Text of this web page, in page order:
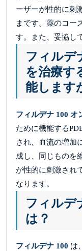
ーザーが性的に刺
まです。薬のコー
す。また、妥協し
フィルデ
を治療す
能します
フィルデナ 100 オ
ために機能する
され、血流の増加
成し、同じものを
が性的に刺激され
なります。
フィルデ
は？
フィルデナ 100 は